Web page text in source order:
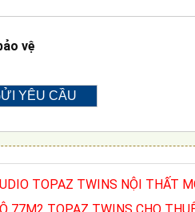
vệ
TOPAZ TWINS NỘI THẤT